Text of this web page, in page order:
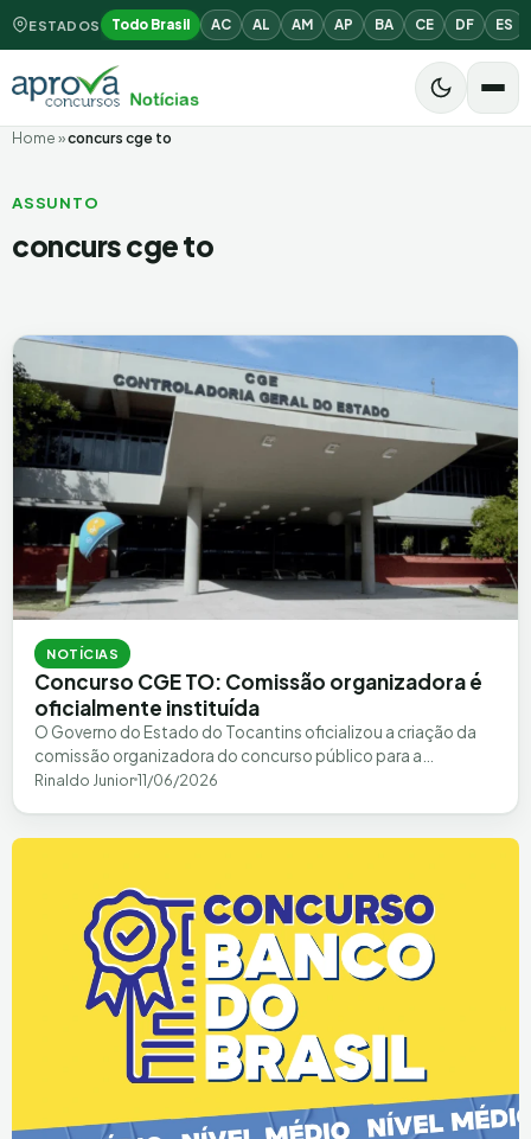
ESTADOS Todo Brasil AC AL AM AP BA CE DF ES
Home »concurs cge to
ASSUNTO
concurs cge to
NOTÍCIAS
Concurso CGE TO: Comissão organizadora é
oficialmente instituída
O Governo do Estado do Tocantins oficializou a criação da
comissão organizadora do concurso público para a
Controladoria-Geral do Estado (CGE TO).…
Rinaldo Junior11/06/2026